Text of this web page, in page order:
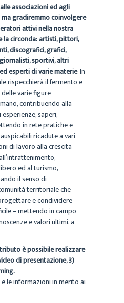
associazioni ed agli
gradiremmo coinvolgere
attivi nella nostra
circonda: artisti, pittori,
discografici, grafici,
sportivi, altri
esperti di varie materie. In
rispecchierà il fermento e
varie figure
contribuendo alla
saperi,
in rete pratiche e
ricadute a vari
di lavoro alla crescita
ed al turismo,
il senso di
territoriale che
e condividere –
– mettendo in campo
e valori ultimi, a
è possibile realizzare
di presentazione, 3)
le informazioni in merito ai